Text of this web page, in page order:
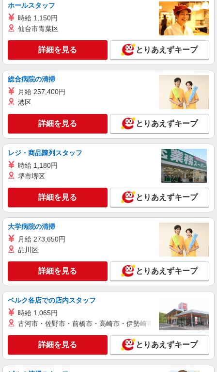
時給1350円〜2062円 ＜日払い有/週払い有/交
キープ 詳細を見る
株式会社kotrio /●KG-H-2015859
伊集院駅＊少人数グルホで利用者さんと家事や
時給1350円〜2062円 ＜日払い有/週払い有/交
通費全支給(ガソリン代含む)＞
日置市 ≪最寄駅：伊集院≫
キープ 詳細を見る
派遣社員
＜伊集院＞デイサービスSTAFF＊16時退社も
OK！子育て世代活躍中
時給1350円〜2062円 ＜日払い有/週払い有/交
キープ 詳細を見る
派遣社員
株式会社kotrio /●KG-H-1900979
[ 綺麗 ]高級シニアマンションで生活ケア/見守
時給1350円〜2062円 ＜日払い有/週払い有/交
日置市 伊集院駅周辺
キープ 詳細を見る
ホールスタッフ
時給 1,150円
仙台市青葉区
詳細を見る とりあえずキープ
総合病院の清掃
月給 257,400円
港区
詳細を見る とりあえずキープ
レジ・商品陳列スタッフ
時給 1,180円
堺市堺区
詳細を見る とりあえずキープ
大学病院の清掃
月給 273,650円
品川区
詳細を見る とりあえずキープ
ベルク各店での店内スタッフ
時給 1,065円
古河市・佐野市・前橋市・高崎市・伊勢崎市・太田市・館林市
詳細を見る とりあえずキープ